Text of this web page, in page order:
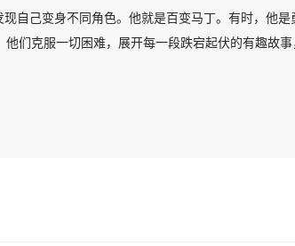
自己变身不同角色。他就是百变马丁。有时，他
们克服一切困难，展开每一段跌宕起伏的有趣故